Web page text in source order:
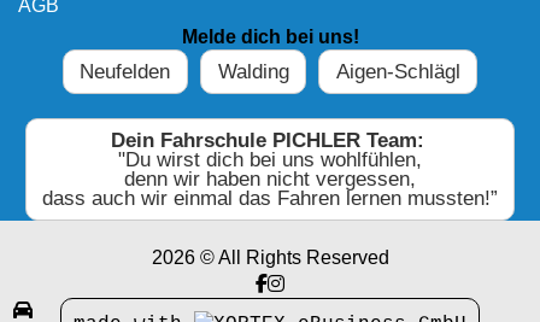

AGB
Melde dich bei uns!
Neufelden Walding Aigen-Schlägl
Dein Fahrschule PICHLER Team:
"Du wirst dich bei uns wohlfühlen,
denn wir haben nicht vergessen,
dass auch wir einmal das Fahren lernen mussten!”
2026 © All Rights Reserved